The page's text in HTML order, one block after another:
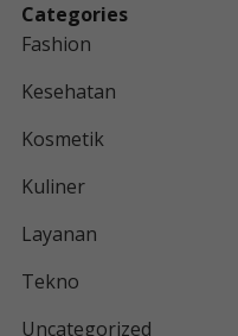
Categories
Fashion
Kesehatan
Kosmetik
Kuliner
Layanan
Tekno
Uncategorized